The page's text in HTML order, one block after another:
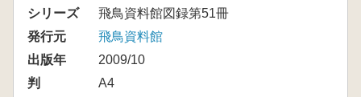
シリーズ
飛鳥資料館図録第51冊
発行元
飛鳥資料館
出版年
2009/10
判
A4